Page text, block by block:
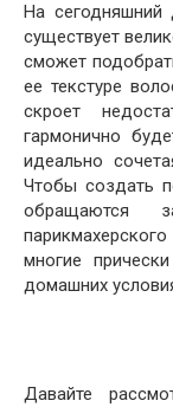
На сегодняшний
существует
сможет
ее текстуре
скроет
гармонично
идеально
Чтобы создать
обращаются
многие
домашних
Давайте